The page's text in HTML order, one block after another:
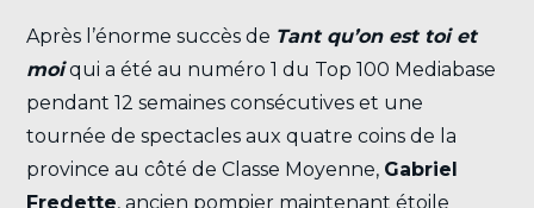
Après l’énorme succès de Tant qu’on est toi et
moiqui a été au numéro 1 du Top 100 Mediabase
pendant 12 semaines consécutives et une
tournée de spectacles aux quatre coins de la
province au côté de Classe Moyenne, Gabriel
Fredette, ancien pompier maintenant étoile